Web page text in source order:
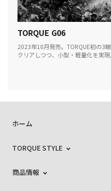
TORQUE G06
2023年10月発売。TORQUE初の3
クリアしつつ、小型・軽量化を実現
ホーム
TORQUE STYLE
商品情報